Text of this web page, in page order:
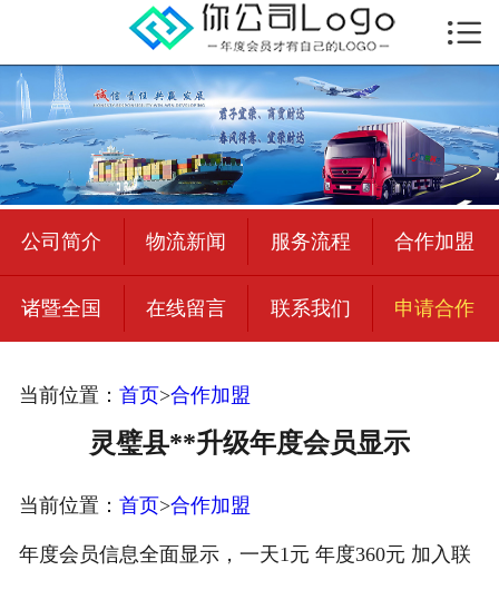
 首页
公司简介
物流新闻
绍兴至全国
合作加盟
宜荣智联

公司简介 物流新闻 服务流程 合作加盟
诸暨全国 在线留言 联系我们 申请合作
当前位置： 首页>合作加盟
灵璧县**升级年度会员显示
当前位置： 首页>合作加盟
年度会员信息全面显示，一天1元 年度360元 加入联